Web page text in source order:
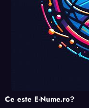
Ce este E-Nume.ro?